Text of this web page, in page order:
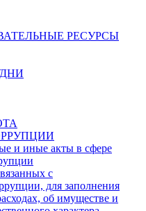
РЕСУРСЫ
и иные акты в сфере
с
для заполнения
об имуществе и